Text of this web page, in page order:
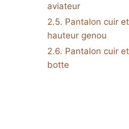
aviateur
Pantalon cuir
hauteur genou
Pantalon cuir
botte